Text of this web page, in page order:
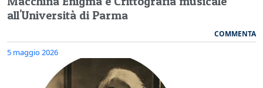
all'Università di Parma
COMMENTA
5 maggio 2026